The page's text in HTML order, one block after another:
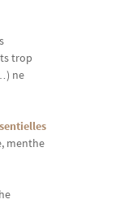
trop
ne
menthe